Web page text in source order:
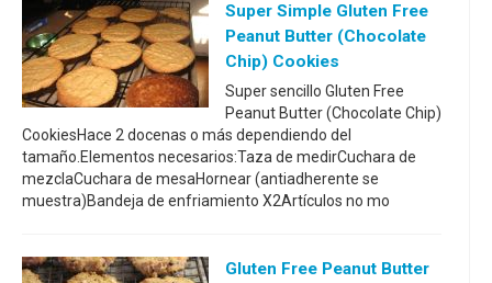
Super Simple Gluten Free
Peanut Butter (Chocolate
Chip) Cookies
Super sencillo Gluten Free
Peanut Butter (Chocolate Chip)
CookiesHace 2 docenas o más dependiendo del
tamaño.Elementos necesarios:Taza de medirCuchara de
mezclaCuchara de mesaHornear (antiadherente se
muestra)Bandeja de enfriamiento X2Artículos no mo
Gluten Free Peanut Butter